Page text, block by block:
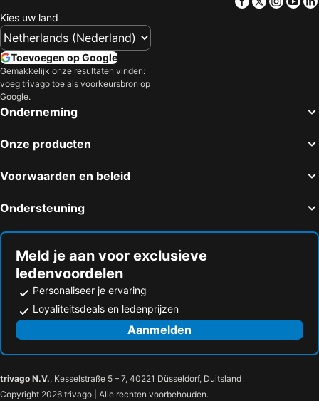
Kies uw land
Toevoegen op Google
Gemakkelijk onze resultaten vinden:
voeg trivago toe als voorkeursbron op
Google.
Onderneming
Onze producten
Voorwaarden en beleid
Ondersteuning
Meld je aan voor exclusieve
ledenvoordelen
Personaliseer je ervaring
Loyaliteitsdeals en ledenprijzen
Aanmelden
trivago N.V., Kesselstraße 5 – 7, 40221 Düsseldorf, Duitsland
Copyright 2026 trivago | Alle rechten voorbehouden.